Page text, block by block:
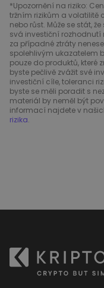
*Upozornění na riziko:
tržním rizikům a volatilitě
nebo růst. Může se stát,
svá investiční
za případné ztráty
spolehlivým ukazatelem
pouze do produktů, které
byste pečlivě zvážit své
investiční cíle, toleranci
byste se měli poradit s
materiál by neměl být
informací najdete v
rizika.